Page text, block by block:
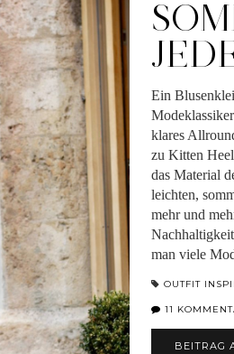
Ein
klares
zu Kitten
das Material
leichten,
mehr und
man viele
OUTFIT
11
BEITRAG